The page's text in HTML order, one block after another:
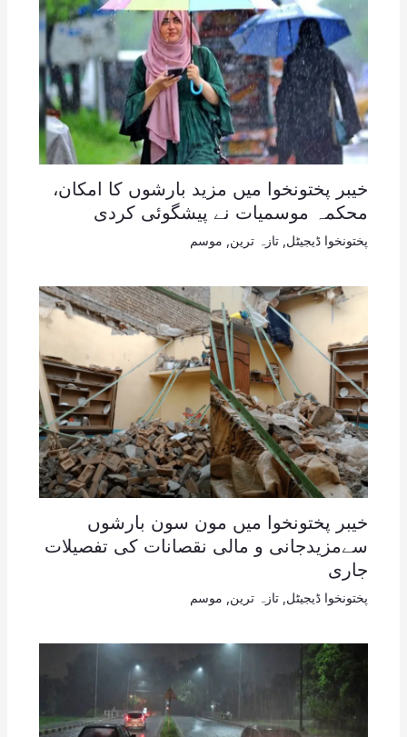
خیبر پختونخوا میں مزید بارشوں کا امکان،
محکمہ موسمیات نے پیشگوئی کردی
پختونخوا ڈیجیٹل تازہ ترین موسم
خیبر پختونخوا میں مون سون بارشوں
سےمزیدجانی و مالی نقصانات کی تفصیلات
جاری
پختونخوا ڈیجیٹل تازہ ترین موسم